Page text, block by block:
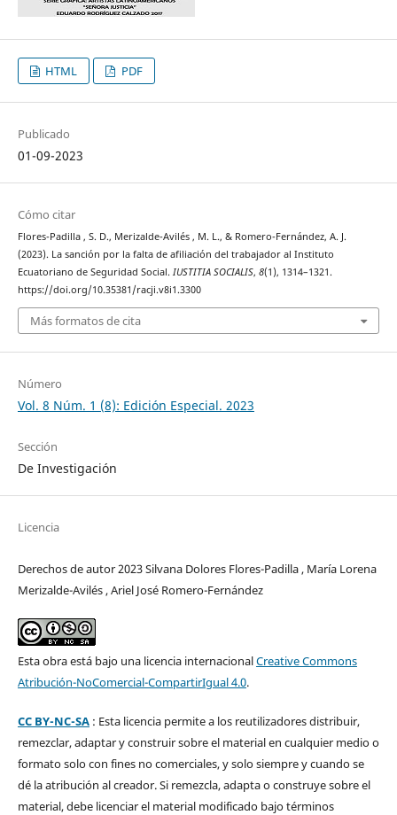
HTML PDF
Publicado
01-09-2023
Cómo citar
Flores-Padilla , S. D., Merizalde-Avilés , M. L., & Romero-Fernández, A. J.
(2023). La sanción por la falta de afiliación del trabajador al Instituto
Ecuatoriano de Seguridad Social. IUSTITIA SOCIALIS, 8(1), 1314–1321.
https://doi.org/10.35381/racji.v8i1.3300
Más formatos de cita
Número
Vol. 8 Núm. 1 (8): Edición Especial. 2023
Sección
De Investigación
Licencia
Derechos de autor 2023 Silvana Dolores Flores-Padilla , María Lorena
Merizalde-Avilés , Ariel José Romero-Fernández
Esta obra está bajo una licencia internacionalCreative Commons
Atribución-NoComercial-CompartirIgual 4.0.
CC BY-NC-SA: Esta licencia permite a los reutilizadores distribuir,
remezclar, adaptar y construir sobre el material en cualquier medio o
formato solo con fines no comerciales, y solo siempre y cuando se
dé la atribución al creador. Si remezcla, adapta o construye sobre el
material, debe licenciar el material modificado bajo términos